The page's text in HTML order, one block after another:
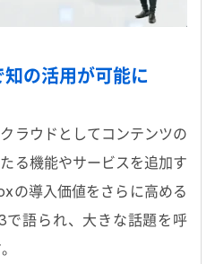
知の活用が可能に
ラウドとしてコンテンツの
る機能やサービスを追加す
の導入価値をさらに高める
で語られ、大きな話題を呼